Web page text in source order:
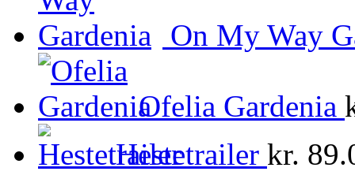
On My Way
Ofelia Gardenia
Hestetrailer kr.